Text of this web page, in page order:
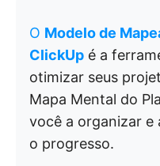
O Modelo de
ClickUp é a
otimizar seus
Mapa Mental do
você a organizar e
o progresso.